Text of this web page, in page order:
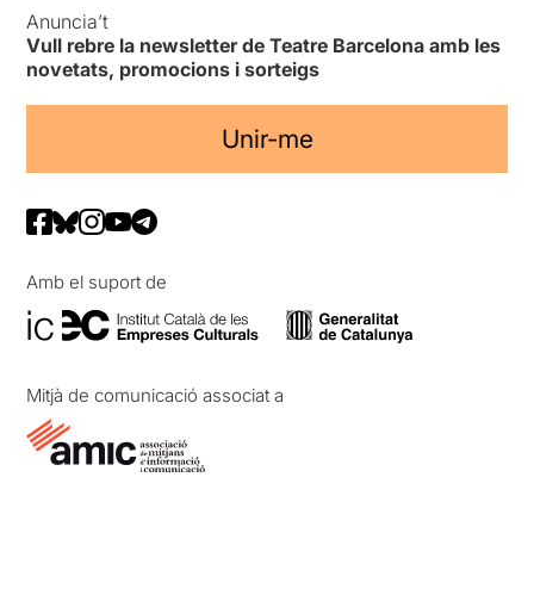
Anuncia’t
Vull rebre la newsletter de Teatre Barcelona amb les
novetats, promocions i sorteigs
Unir-me
Amb el suport de
Mitjà de comunicació associat a